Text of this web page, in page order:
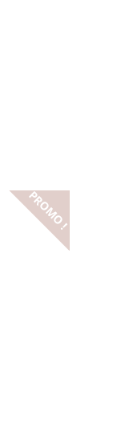
PROMO !